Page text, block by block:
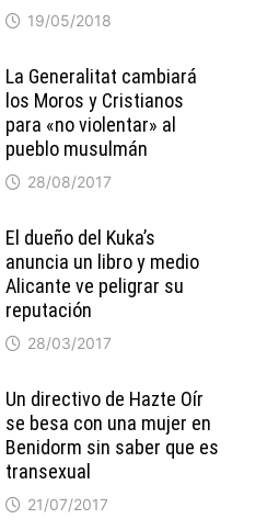
19/05/2018
La Generalitat cambiará
los Moros y Cristianos
para «no violentar» al
pueblo musulmán
28/08/2017
El dueño del Kuka’s
anuncia un libro y medio
Alicante ve peligrar su
reputación
28/03/2017
Un directivo de Hazte Oír
se besa con una mujer en
Benidorm sin saber que es
transexual
21/07/2017